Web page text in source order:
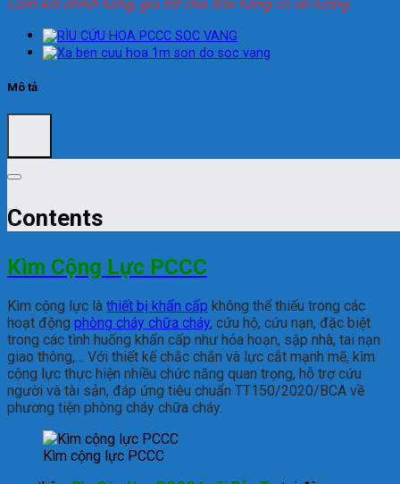
Cam kết chính hãng, giá tốt cho đơn hàng có số lượng.
Mô tả
Contents
Kìm Cộng Lực PCCC
Kìm cộng lực là thiết bị khẩn cấp không thể thiếu trong các
hoạt động phòng cháy chữa cháy, cứu hộ, cứu nạn, đặc biệt
trong các tình huống khẩn cấp như hỏa hoạn, sập nhà, tai nạn
giao thông,… Với thiết kế chắc chắn và lực cắt mạnh mẽ, kìm
cộng lực thực hiện nhiều chức năng quan trọng, hỗ trợ cứu
người và tài sản, đáp ứng tiêu chuẩn TT150/2020/BCA về
phương tiện phòng cháy chữa cháy.
Kìm cộng lực PCCC